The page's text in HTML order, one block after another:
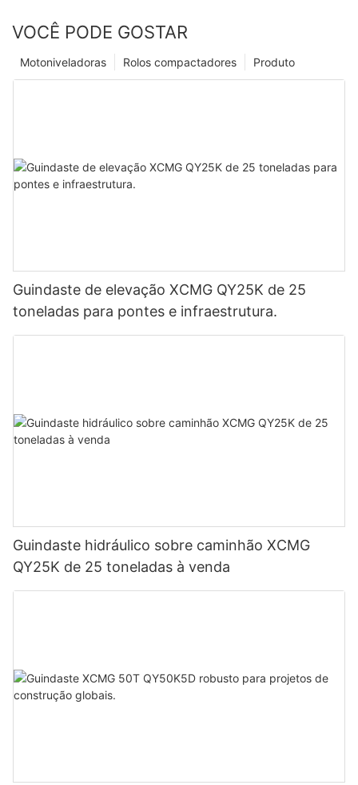
VOCÊ PODE GOSTAR
Produto
Rolos compactadores
Motoniveladoras
Guindaste de elevação XCMG QY25K de 25
toneladas para pontes e infraestrutura.
Guindaste hidráulico sobre caminhão XCMG
QY25K de 25 toneladas à venda